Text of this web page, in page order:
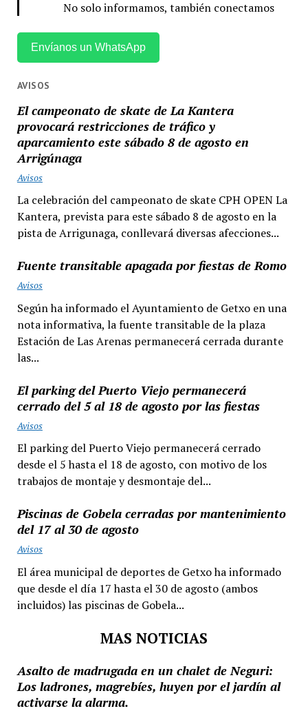
No solo informamos, también conectamos
Envíanos un WhatsApp
AVISOS
El campeonato de skate de La Kantera
provocará restricciones de tráfico y
aparcamiento este sábado 8 de agosto en
Arrigúnaga
Avisos
La celebración del campeonato de skate CPH OPEN La
Kantera, prevista para este sábado 8 de agosto en la
pista de Arrigunaga, conllevará diversas afecciones...
Fuente transitable apagada por fiestas de Romo
Avisos
Según ha informado el Ayuntamiento de Getxo en una
nota informativa, la fuente transitable de la plaza
Estación de Las Arenas permanecerá cerrada durante
las...
El parking del Puerto Viejo permanecerá
cerrado del 5 al 18 de agosto por las fiestas
Avisos
El parking del Puerto Viejo permanecerá cerrado
desde el 5 hasta el 18 de agosto, con motivo de los
trabajos de montaje y desmontaje del...
Piscinas de Gobela cerradas por mantenimiento
del 17 al 30 de agosto
Avisos
El área municipal de deportes de Getxo ha informado
que desde el día 17 hasta el 30 de agosto (ambos
incluidos) las piscinas de Gobela...
MAS NOTICIAS
Asalto de madrugada en un chalet de Neguri:
Los ladrones, magrebíes, huyen por el jardín al
activarse la alarma.